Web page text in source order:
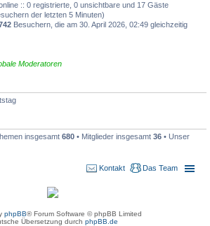
:: 0 registrierte, 0 unsichtbare und 17 Gäste
der letzten 5 Minuten)
Besuchern, die am 30. April 2026, 02:49 gleichzeitig
Moderatoren
insgesamt 680 • Mitglieder insgesamt 36 • Unser
Das Team
Kontakt
phpBB® Forum Software © phpBB Limited
Übersetzung durch phpBB.de